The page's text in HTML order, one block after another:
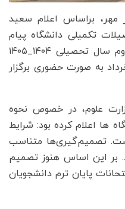
مهر، براساس اعلام سعید
تکمیلی دانشگاه پیام
نور، آزمون های پایان نیمسال دوم سال تحصیلی ۱۴۰۴_۱۴۰۵
پیام‌نور از روز شنبه ۱۶ خرداد به صورت حضوری برگزار
علوم، در خصوص نحوه
ها اعلام کرده بود: شرایط
تصمیم‌گیری‌ها متناسب
بر این اساس هنوز تصمیم
پایان ترم دانشجویان